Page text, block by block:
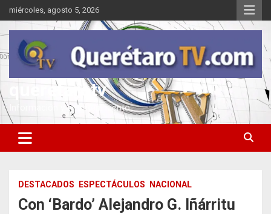
Saltar
al
contenido
miércoles, agosto 5, 2026
queretarotv
Información y entretenimiento
DESTACADOS ESPECTÁCULOS NACIONAL
Con ‘Bardo’ Alejandro G. Iñárritu